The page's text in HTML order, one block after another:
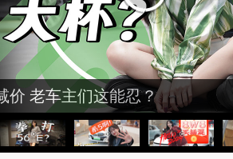
价 老车主们这能忍？